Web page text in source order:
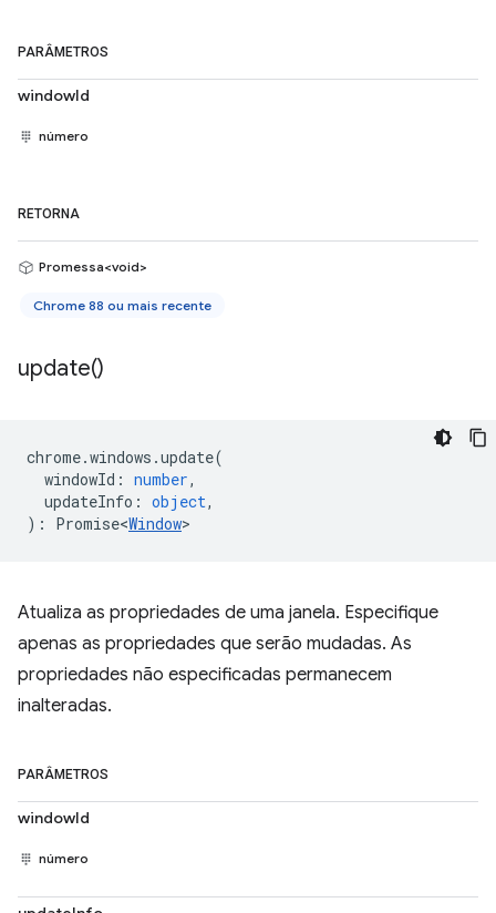
PARÂMETROS
windowId
número
RETORNA
Promessa<void>
Chrome 88 ou mais recente
update()
chrome.windows .update(
windowId : number,
updateInfo : object,
) : Promise<Window>
Atualiza as propriedades de uma janela. Especifique
apenas as propriedades que serão mudadas. As
propriedades não especificadas permanecem
inalteradas.
PARÂMETROS
windowId
número